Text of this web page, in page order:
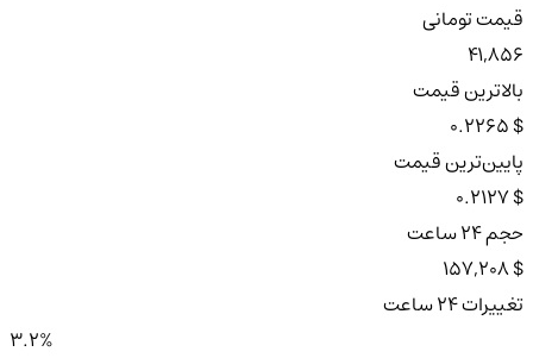
قیمت تومانی
41,856
بالاترین قیمت
$ 0.2265
پایین‌ترین قیمت
$ 0.2127
حجم ۲۴ ساعت
$ 157,208
تغییرات ۲۴ ساعت
3.2%